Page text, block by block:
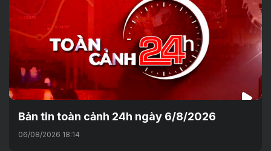
Bản tin toàn cảnh 24h ngày 6/8/2026
06/08/2026 18:14